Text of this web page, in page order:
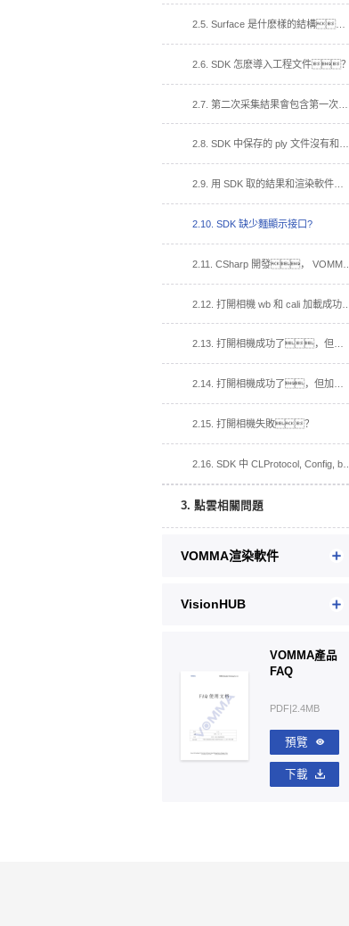
2.5. Surface 是什麽樣的結構？
2.6. SDK 怎麽導入工程文件？
2.7. 第二次采集結果會包含第一次的信息?
2.8. SDK 中保存的 ply 文件沒有和渲染軟件帶顏色一樣的點雲？
2.9. 用 SDK 取的結果和渲染軟件取的結果效果不一樣？
2.10. SDK 缺少麵顯示接口?
2.11. CSharp 開發， VOMMACamCSharp.dll 加入到依賴項，運行閃退？
2.12. 打開相機 wb 和 cali 加載成功，打開視頻流回調函數沒有被調用？
2.13. 打開相機成功了，但加載 cali 失敗
2.15. 打開相機失敗？
2.16. SDK 中 CLProtocol, Config, bin 文件夾, 在我的工程中的用法？
3. 點雲相關問題
VOMMA渲染軟件
VisionHUB
VOMMA產品
FAQ
PDF|2.4MB
預覽
下載